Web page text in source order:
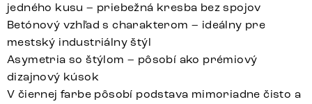
jedného kusu – priebežná kresba bez spojov
Betónový vzhľad s charakterom – ideálny pre
mestský industriálny štýl
Asymetria so štýlom – pôsobí ako prémiový
dizajnový kúsok
V čiernej farbe pôsobí podstava mimoriadne čisto a